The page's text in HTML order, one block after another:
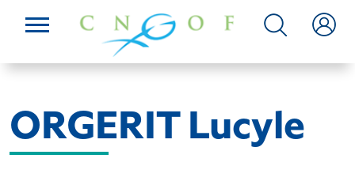
ORGERIT Lucyle